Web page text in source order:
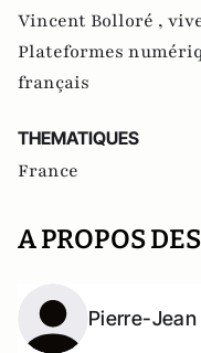
Vincent Bolloré ,
Plateformes
français
THEMATIQUES
France
A PROPOS
Pierre-Jean